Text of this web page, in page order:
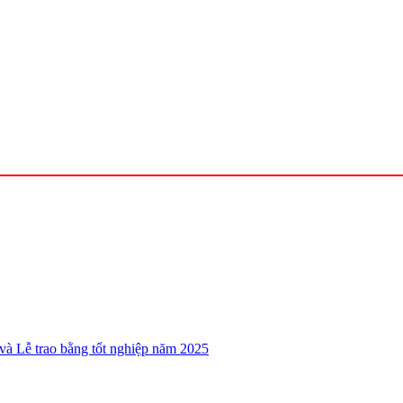
Lễ trao bằng tốt nghiệp năm 2025